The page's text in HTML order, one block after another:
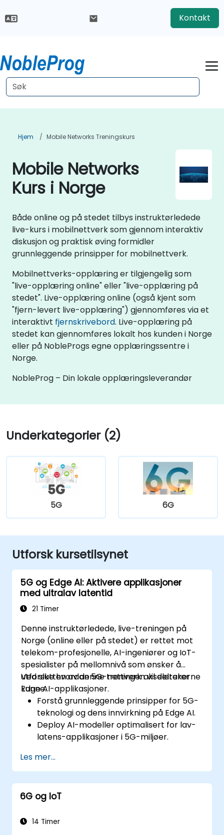
Kontakt
Hjem Mobile Networks Treningskurs
Mobile Networks
Kurs i Norge
Både online og på stedet tilbys instruktørledede
live-kurs i mobilnettverk som gjennom interaktiv
diskusjon og praktisk øving formidler
grunnleggende prinsipper for mobilnettverk.
Mobilnettverks-opplæring er tilgjengelig som
"live-opplæring online" eller "live-opplæring på
stedet". Live-opplæring online (også kjent som
"fjern-levert live-opplæring") gjennomføres via et
interaktivt fjernskrivebord. Live-opplæring på
stedet kan gjennomføres lokalt hos kunden i Norge
eller på NobleProgs egne opplæringssentre i
Norge.
NobleProg – Din lokale opplæringsleverandør
Underkategorier (2)
5G 6G
Utforsk kursetilsynet
5G og Edge AI: Aktivere applikasjoner
med ultralav latentid
21 Timer
Denne instruktørledede, live-treningen på
Norge (online eller på stedet) er rettet mot
telekom-profesjonelle, AI-ingeniører og IoT-
spesialister på mellomnivå som ønsker å
utforske hvordan 5G-nettverk akselererer
Edge AI-applikasjoner.
Ved slutten av denne treningen vil deltakerne
kunne:
Forstå grunnleggende prinsipper for 5G-
teknologi og dens innvirkning på Edge AI.
Deploy AI-modeller optimalisert for lav-
latens-applikasjoner i 5G-miljøer.
sanntidsbeslutningssystemer ved bruk av
Edge AI og 5G-kobling.
Optimalisere AI-belastninger for effektiv
ytelse på kant-enheter.
Les mer...
6G og IoT
14 Timer